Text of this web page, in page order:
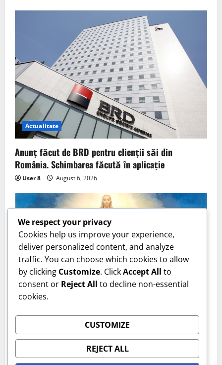
Actualitate
Anunț făcut de BRD pentru clienții săi din
România. Schimbarea făcută în aplicație
User 8 August 6, 2026
Actualitate
6 august, sărbătoare cu cruce roșie. Ce înseamnă
Schimbarea la Față a Domnului
We respect your privacy
Cookies help us improve your experience,
deliver personalized content, and analyze
traffic. You can choose which cookies to allow
by clicking Customize. ClickAccept All to
consent or Reject All to decline non-essential
cookies.
CUSTOMIZE
REJECT ALL